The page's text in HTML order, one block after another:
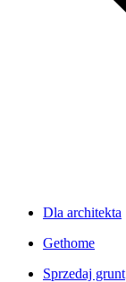
Dla architekta
Gethome
Sprzedaj grunt